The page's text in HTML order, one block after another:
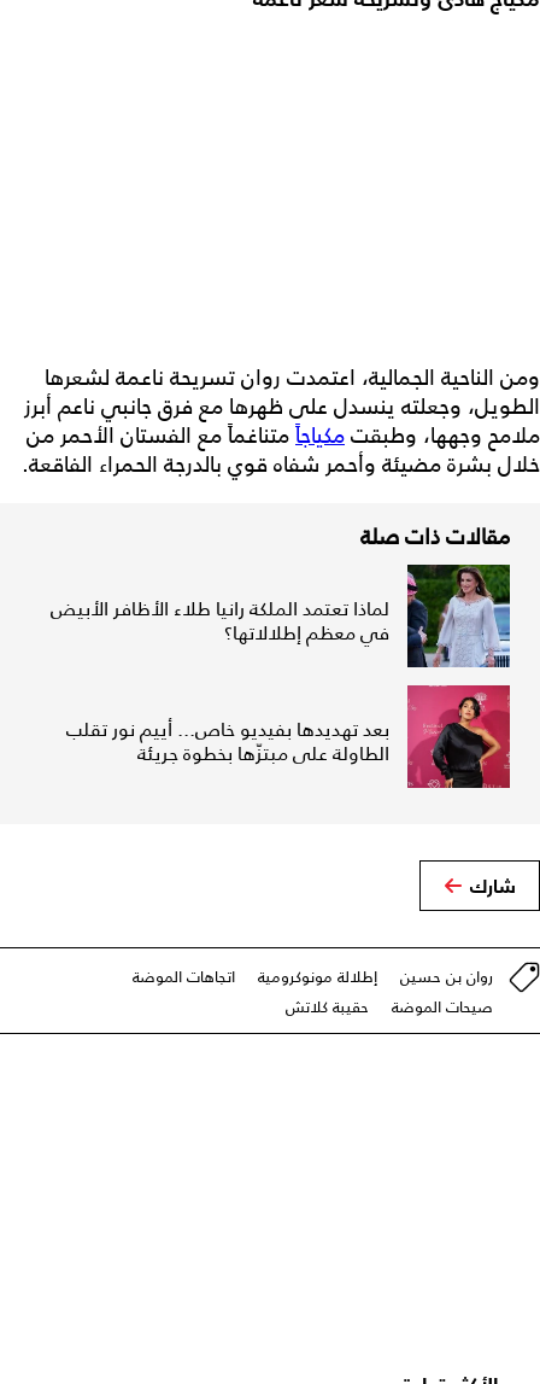
ومن الناحية الجمالية، اعتمدت روان تسريحة ناعمة لشعرها
الطويل، وجعلته ينسدل على ظهرها مع فرق جانبي ناعم أبرز
ملامح وجهها، وطبقتمكياجاًمتناغماً مع الفستان الأحمر من
خلال بشرة مضيئة وأحمر شفاه قوي بالدرجة الحمراء الفاقعة.
مقالات ذات صلة
لماذا تعتمد الملكة رانيا طلاء الأظافر الأبيض
في معظم إطلالاتها؟
بعد تهديدها بفيديو خاص... أييم نور تقلب
الطاولة على مبتزّها بخطوة جريئة
شارك
روان بن حسين إطلالة مونوكرومية
اتجاهات الموضة
صيحات الموضة
حقيبة كلاتش